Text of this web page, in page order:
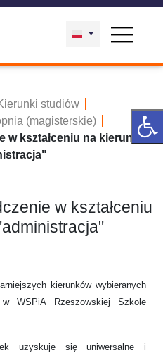
studiów
(magisterskie)
w kształceniu na kierunku
w kształceniu
kierunków wybieranych
WSPiA Rzeszowskiej Szkole
uzyskuje się uniwersalne i